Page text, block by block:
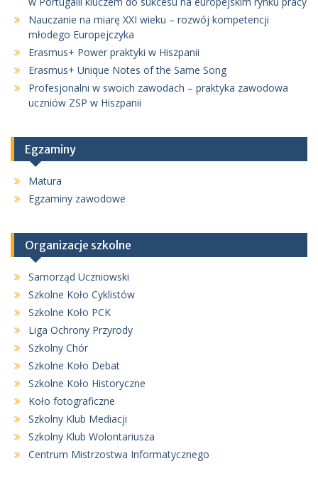
Nauczanie na miarę XXI wieku – rozwój kompetencji
młodego Europejczyka
Erasmus+ Power praktyki w Hiszpanii
Erasmus+ Unique Notes of the Same Song
Profesjonalni w swoich zawodach – praktyka zawodowa
uczniów ZSP w Hiszpanii
Egzaminy
Matura
Egzaminy zawodowe
Organizacje szkolne
Samorząd Uczniowski
Szkolne Koło Cyklistów
Szkolne Koło PCK
Liga Ochrony Przyrody
Szkolny Chór
Szkolne Koło Debat
Szkolne Koło Historyczne
Koło fotograficzne
Szkolny Klub Mediacji
Szkolny Klub Wolontariusza
Centrum Mistrzostwa Informatycznego